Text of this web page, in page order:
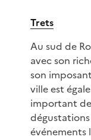
Trets
Au sud de
avec son
son
ville est
important
événements